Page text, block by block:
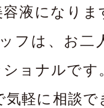
液になりま
フは、お二
ョナルです
軽に相談